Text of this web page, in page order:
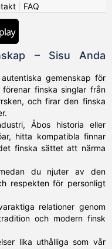
| FAQ
– Sisu Anda
gemenskap för
finska singlar från
och firar den finska
Åbos historia eller
hitta kompatibla finnar
finska sättet att närma
du njuter av den
respekten för personligt
relationer genom
och modern finsk
lika uthålliga som vår